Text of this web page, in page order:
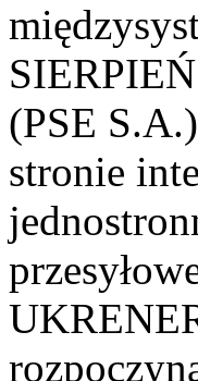
(PSE
stronie